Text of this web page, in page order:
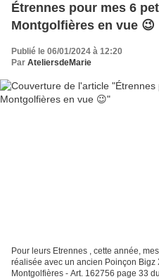
Étrennes pour mes 6
Montgolfières en vue 😉
Publié le 06/01/2024 à 12:20
Par AteliersdeMarie
Pour leurs Etrennes , cette année,
réalisée avec un ancien Poinçon Bigz
Montgolfières - Art. 162756 page 33